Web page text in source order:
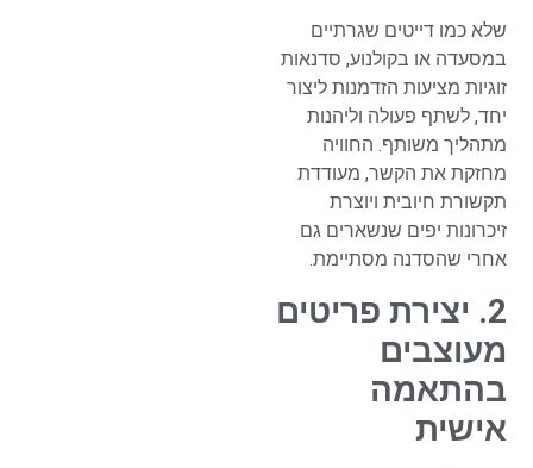
שלא כמו דייטים שגרתיים
במסעדה או בקולנוע, סדנאות
זוגיות מציעות הזדמנות ליצור
יחד, לשתף פעולה וליהנות
מתהליך משותף. החוויה
מחזקת את הקשר, מעודדת
תקשורת חיובית ויוצרת
זיכרונות יפים שנשארים גם
אחרי שהסדנה מסתיימת.
2. יצירת פריטים
מעוצבים
בהתאמה
אישית